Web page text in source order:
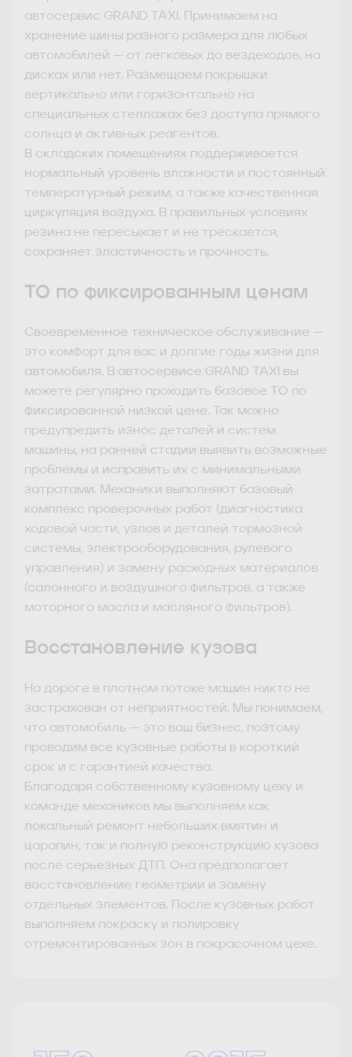
автосервис GRAND TAXI. Принимаем на
хранение шины разного размера для любых
автомобилей — от легковых до вездеходов, на
дисках или нет. Размещаем покрышки
вертикально или горизонтально на
специальных стеллажах без доступа прямого
солнца и активных реагентов.
В складских помещениях поддерживается
нормальный уровень влажности и постоянный
температурный режим, а также качественная
циркуляция воздуха. В правильных условиях
резина не пересыхает и не трескается,
сохраняет эластичность и прочность.
ТО по фиксированным ценам
Своевременное техническое обслуживание —
это комфорт для вас и долгие годы жизни для
автомобиля. В автосервисе GRAND TAXI вы
можете регулярно проходить базовое ТО по
фиксированной низкой цене. Так можно
предупредить износ деталей и систем
машины, на ранней стадии выявить возможные
проблемы и исправить их с минимальными
затратами. Механики выполняют базовый
комплекс проверочных работ (диагностика
ходовой части, узлов и деталей тормозной
системы, электрооборудования, рулевого
управления) и замену расходных материалов
(салонного и воздушного фильтров, а также
моторного масла и масляного фильтров).
Восстановление кузова
На дороге в плотном потоке машин никто не
застрахован от неприятностей. Мы понимаем,
что автомобиль — это ваш бизнес, поэтому
проводим все кузовные работы в короткий
срок и с гарантией качества.
Благодаря собственному кузовному цеху и
команде механиков мы выполняем как
локальный ремонт небольших вмятин и
царапин, так и полную реконструкцию кузова
после серьезных ДТП. Она предполагает
восстановление геометрии и замену
отдельных элементов. После кузовных работ
выполняем покраску и полировку
отремонтированных зон в покрасочном цехе.